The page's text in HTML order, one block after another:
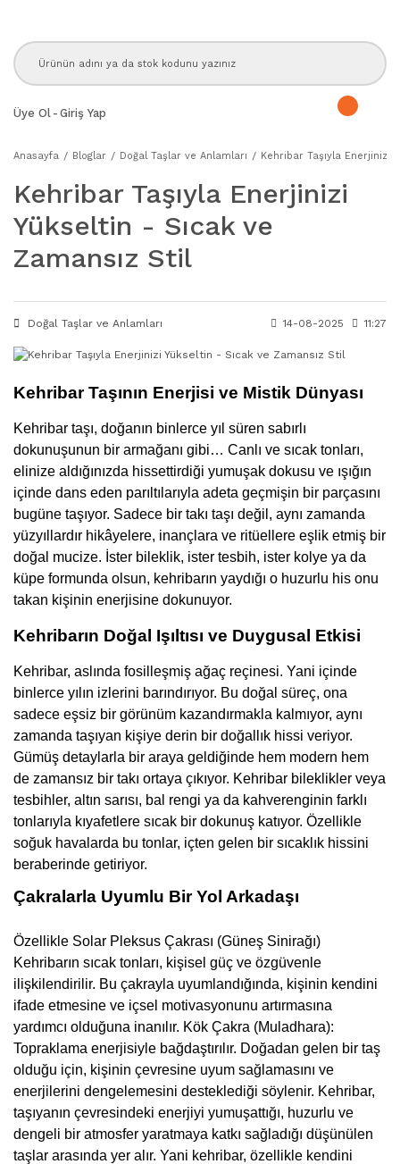
Üye Ol - Giriş Yap
Anasayfa Bloglar Doğal Taşlar ve Anlamları Kehribar Taşıyla Enerjinizi
Kehribar Taşıyla Enerjinizi
Yükseltin - Sıcak ve
Zamansız Stil
Doğal Taşlar ve Anlamları 14-08-2025 11:27
Kehribar Taşının Enerjisi ve Mistik Dünyası
Kehribar taşı, doğanın binlerce yıl süren sabırlı
dokunuşunun bir armağanı gibi… Canlı ve sıcak tonları,
elinize aldığınızda hissettirdiği yumuşak dokusu ve ışığın
içinde dans eden parıltılarıyla adeta geçmişin bir parçasını
bugüne taşıyor. Sadece bir takı taşı değil, aynı zamanda
yüzyıllardır hikâyelere, inançlara ve ritüellere eşlik etmiş bir
doğal mucize. İster bileklik, ister tesbih, ister kolye ya da
küpe formunda olsun, kehribarın yaydığı o huzurlu his onu
takan kişinin enerjisine dokunuyor.
Kehribarın Doğal Işıltısı ve Duygusal Etkisi
Kehribar, aslında fosilleşmiş ağaç reçinesi. Yani içinde
binlerce yılın izlerini barındırıyor. Bu doğal süreç, ona
sadece eşsiz bir görünüm kazandırmakla kalmıyor, aynı
zamanda taşıyan kişiye derin bir doğallık hissi veriyor.
Gümüş detaylarla bir araya geldiğinde hem modern hem
de zamansız bir takı ortaya çıkıyor. Kehribar bileklikler veya
tesbihler, altın sarısı, bal rengi ya da kahverenginin farklı
tonlarıyla kıyafetlere sıcak bir dokunuş katıyor. Özellikle
soğuk havalarda bu tonlar, içten gelen bir sıcaklık hissini
beraberinde getiriyor.
Çakralarla Uyumlu Bir Yol Arkadaşı
Özellikle Solar Pleksus Çakrası (Güneş Sinirağı)
Kehribarın sıcak tonları, kişisel güç ve özgüvenle
ilişkilendirilir. Bu çakrayla uyumlandığında, kişinin kendini
ifade etmesine ve içsel motivasyonunu artırmasına
yardımcı olduğuna inanılır. Kök Çakra (Muladhara):
Topraklama enerjisiyle bağdaştırılır. Doğadan gelen bir taş
olduğu için, kişinin çevresine uyum sağlamasını ve
enerjilerini dengelemesini desteklediği söylenir. Kehribar,
taşıyanın çevresindeki enerjiyi yumuşattığı, huzurlu ve
dengeli bir atmosfer yaratmaya katkı sağladığı düşünülen
taşlar arasında yer alır. Yani kehribar, özellikle kendini